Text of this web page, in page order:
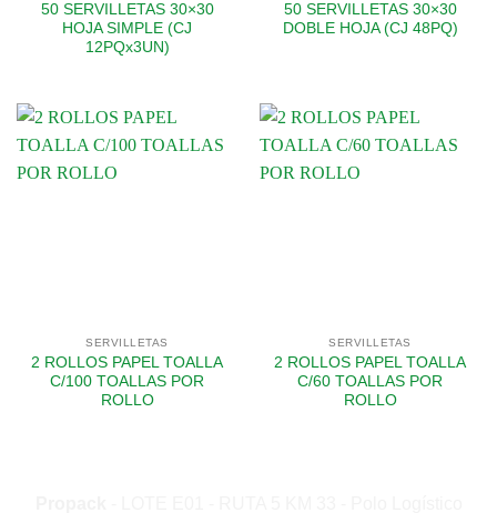
50 SERVILLETAS 30×30
HOJA SIMPLE (CJ
12PQx3UN)
50 SERVILLETAS 30×30
DOBLE HOJA (CJ 48PQ)
SERVILLETAS
2 ROLLOS PAPEL TOALLA
C/100 TOALLAS POR
ROLLO
SERVILLETAS
2 ROLLOS PAPEL TOALLA
C/60 TOALLAS POR
ROLLO